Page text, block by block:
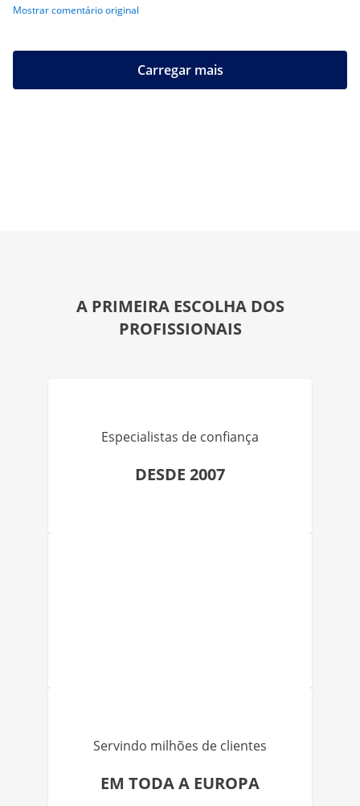
Mostrar comentário original
Carregar mais
A PRIMEIRA ESCOLHA DOS
PROFISSIONAIS
Especialistas de confiança
DESDE 2007
Servindo milhões de clientes
EM TODA A EUROPA